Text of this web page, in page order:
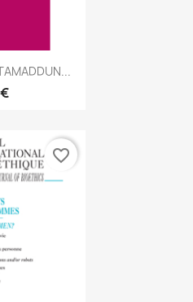
favorite_border